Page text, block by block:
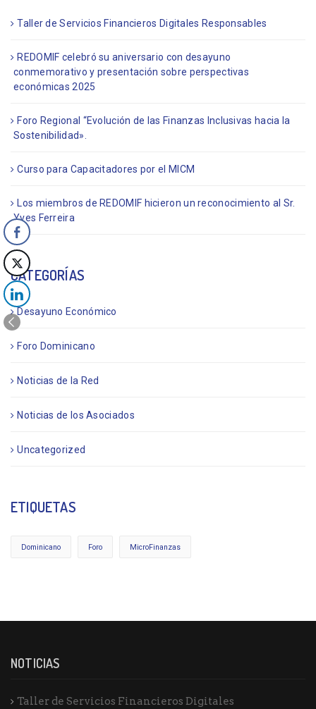
Taller de Servicios Financieros Digitales Responsables
REDOMIF celebró su aniversario con desayuno
conmemorativo y presentación sobre perspectivas
económicas 2025
Foro Regional “Evolución de las Finanzas Inclusivas hacia la
Sostenibilidad».
Curso para Capacitadores por el MICM
Los miembros de REDOMIF hicieron un reconocimiento al Sr.
Yves Ferreira
CATEGORÍAS
Desayuno Económico
Foro Dominicano
Noticias de la Red
Noticias de los Asociados
Uncategorized
ETIQUETAS
Dominicano Foro MicroFinanzas
NOTICIAS
Taller de Servicios Financieros Digitales